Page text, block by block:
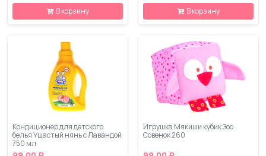
В корзину В корзину
Кондиционер для детского
белья Ушастый нянь с Лавандой
750 мл
Игрушка Мякиши кубик Зоо
Совенок 260